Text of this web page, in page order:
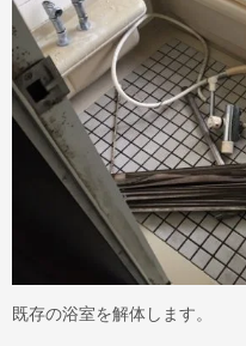
既存の浴室を解体します。